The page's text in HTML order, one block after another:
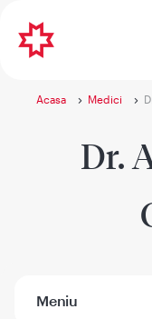
Acasa Medici
Dr.
Meniu